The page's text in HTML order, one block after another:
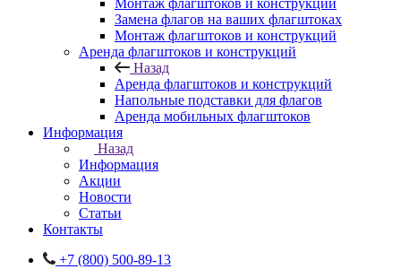
Монтаж флагштоков и конструкций
Замена флагов на ваших флагштоках
Монтаж флагштоков и конструкций
Аренда флагштоков и конструкций
Назад
Аренда флагштоков и конструкций
Напольные подставки для флагов
Аренда мобильных флагштоков
Информация
Назад
Информация
Акции
Новости
Статьи
Контакты
+7 (800) 500-89-13